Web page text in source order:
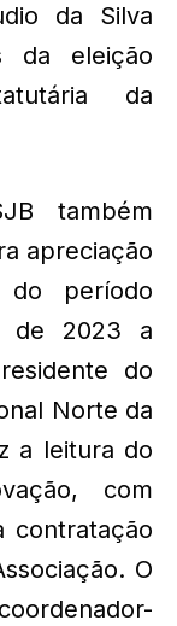
da Silva
da eleição
da
também
apreciação
do período
de 2023 a
do
Norte da
a leitura do
com
contratação
O